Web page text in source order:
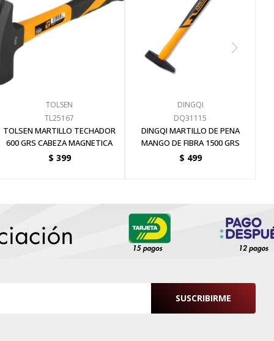
TOLSEN
TL25167
TOLSEN MARTILLO TECHADOR
600 GRS CABEZA MAGNETICA
$ 399
DINGQI
DQ31115
DINGQI MARTILLO DE PENA
MANGO DE FIBRA 1500 GRS
$ 499
SUSCRIBIRME